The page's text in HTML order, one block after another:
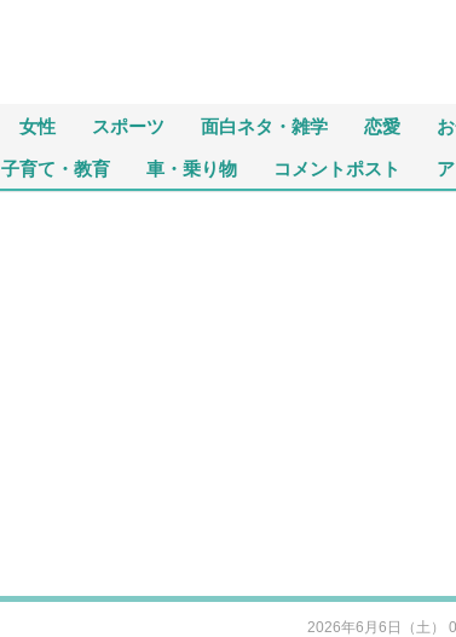
女性 スポーツ 面白ネタ・雑学 恋愛
子育て・教育 車・乗り物 コメントポスト
2026年6月6日（土）